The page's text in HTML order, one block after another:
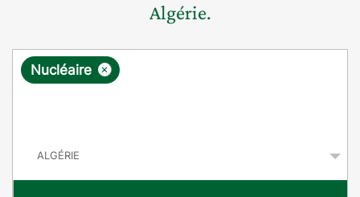
Algérie.
R
ê
×
Nucléaire